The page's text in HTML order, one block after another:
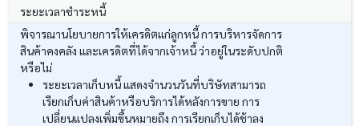
ระยะเวลาชำระหนี้
พิจารณานโยบายการให้เครดิตแก่ลูกหนี้ การบริหารจัดการ
สินค้าคงคลัง และเครดิตที่ได้จากเจ้าหนี้ ว่าอยู่ในระดับปกติ
หรือไม่
ระยะเวลาเก็บหนี้ แสดงจำนวนวันที่บริษัทสามารถ
เรียกเก็บค่าสินค้าหรือบริการได้หลังการขาย การ
เปลี่ยนแปลงเพิ่มขึ้นหมายถึง การเรียกเก็บได้ช้าลง